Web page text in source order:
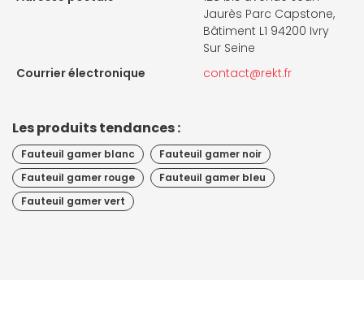
Jaurès Parc Capstone,
Bâtiment L1 94200 Ivry
Sur Seine
Courrier électronique
contact@rekt.fr
Les produits tendances :
Fauteuil gamer blanc
Fauteuil gamer noir
Fauteuil gamer rouge
Fauteuil gamer bleu
Fauteuil gamer vert